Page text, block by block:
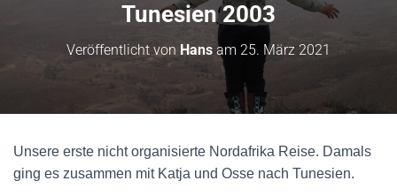
Tunesien 2003
Veröffentlicht von Hansam 25. März 2021
Unsere erste nicht organisierte Nordafrika Reise. Damals
ging es zusammen mit Katja und Osse nach Tunesien.